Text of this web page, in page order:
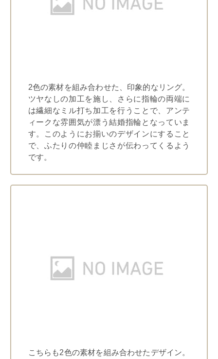
2色の素材を組み合わせた、印象的なリング。
ツヤなしの加工を施し、さらに指輪の両端に
は繊細なミル打ち加工を行うことで、アンテ
ィークな雰囲気が漂う結婚指輪となっていま
す。このようにお揃いのデザインにすること
で、ふたりの仲睦まじさが伝わってくるよう
です。
こちらも2色の素材を組み合わせたデザイン。